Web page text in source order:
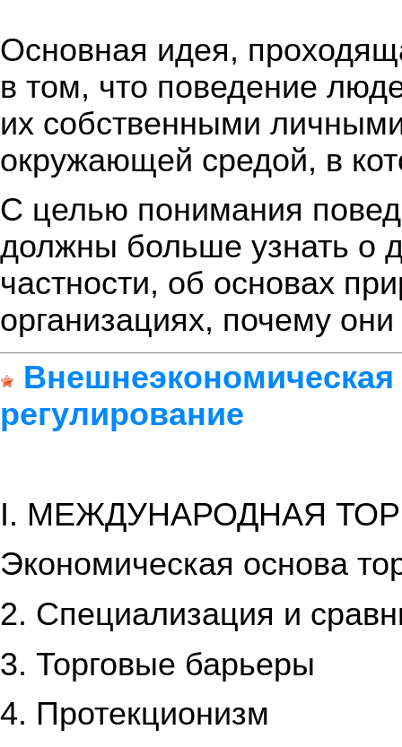
Основная идея,
в том, что поведение
их собственными
окружающей средой, в
С целью понимания
должны больше узнать о
частности, об основах
организациях, почему
Внешнеэкономическая
регулирование
I. МЕЖДУНАРОДНАЯ
Экономическая основа
2. Специализация и
3. Торговые барьеры
4. Протекционизм